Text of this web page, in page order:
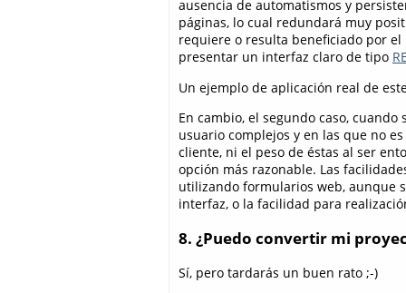
ausencia de automatismos y
páginas, lo cual redundará muy
requiere o resulta beneficiado por el
presentar un interfaz claro de tipo
Un ejemplo de aplicación real de
En cambio, el segundo caso,
usuario complejos y en las que no
cliente, ni el peso de éstas al ser
opción más razonable. Las
utilizando formularios web, aunque
interfaz, o la facilidad para
8. ¿Puedo convertir mi
Sí, pero tardarás un buen rato ;-)